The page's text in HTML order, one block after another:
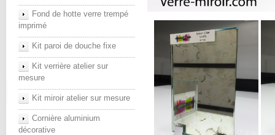
Fond de hotte verre trempé
imprimé
Kit paroi de douche fixe
Kit verrière atelier sur
mesure
Kit miroir atelier sur mesure
Cornière aluminium
décorative